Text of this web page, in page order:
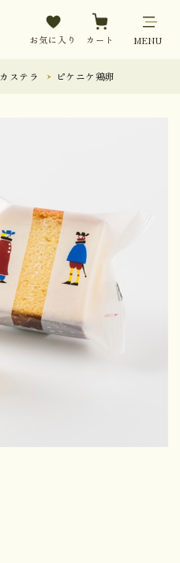
お気に入り カート MENU
カステラ ピケニケ鶏卵